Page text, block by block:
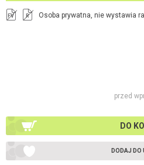
FV R Osoba prywatna, nie wystawia
przed
DO
DODAJ DO